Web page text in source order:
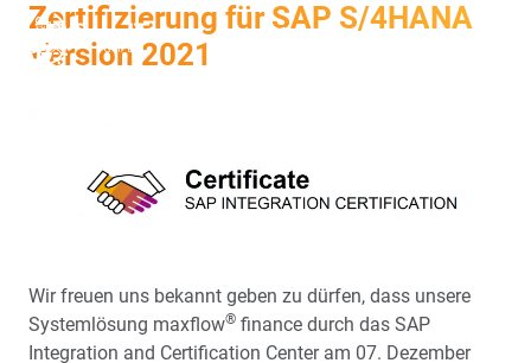
Zertifizierung für SAP S/4HANA
Version 2021
Wir freuen uns bekannt geben zu dürfen, dass unsere
Systemlösung maxflow® finance durch das SAP
Integration and Certification Center am 07. Dezember